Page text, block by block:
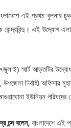
এই প্রথম খুলনার
কেন্দ্রবিন্দু। এই উদ্যোগ
স্মার্ট আড়তটির
নির্বাহী অফিসার
ইউনিয়ন পরিষদের
চন্দ বলেন, বাংলাদেশে এই